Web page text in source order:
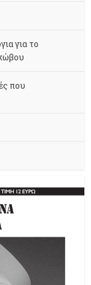
για το
που